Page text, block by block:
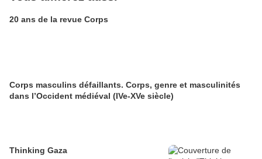
20 ans de la revue Corps
Corps masculins défaillants. Corps, genre et masculinités
dans l’Occident médiéval (IVe-XVe siècle)
Thinking Gaza